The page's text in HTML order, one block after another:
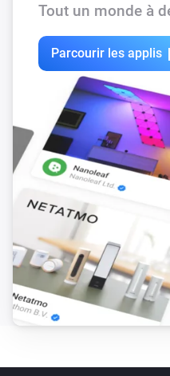
Tout un monde à
Parcourir les applis